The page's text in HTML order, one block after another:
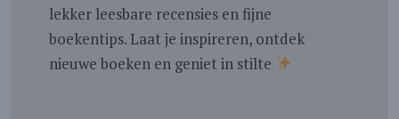
lekker leesbare recensies en fijne
boekentips. Laat je inspireren, ontdek
nieuwe boeken en geniet in stilte